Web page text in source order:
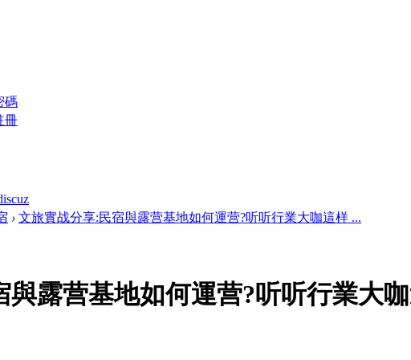
碼
冊
› 文旅實战分享:民宿與露营基地如何運营?听听行業大咖這样 ...
露营基地如何運营?听听行業大